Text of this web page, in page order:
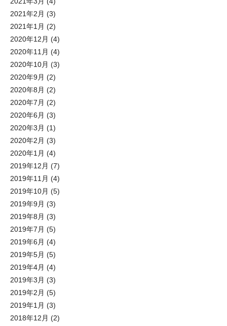
2021年2月 (3)
2021年1月 (2)
2020年12月 (4)
2020年11月 (4)
2020年10月 (3)
2020年9月 (2)
2020年8月 (2)
2020年7月 (2)
2020年6月 (3)
2020年3月 (1)
2020年2月 (3)
2020年1月 (4)
2019年12月 (7)
2019年11月 (4)
2019年10月 (5)
2019年9月 (3)
2019年8月 (3)
2019年7月 (5)
2019年6月 (4)
2019年5月 (5)
2019年4月 (4)
2019年3月 (3)
2019年2月 (5)
2019年1月 (3)
2018年12月 (2)